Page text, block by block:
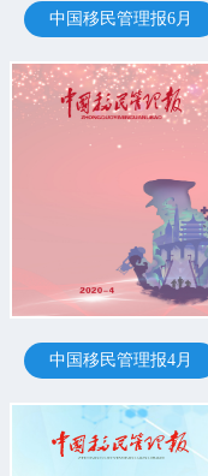
中国移民管理报6月
中国移民管理报4月